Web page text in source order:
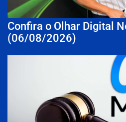
Confira o Olhar Digital
(06/08/2026)